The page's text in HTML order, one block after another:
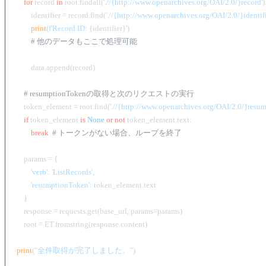
for record in root.findall('.//{http://www.openarchives.org/OAI/2.0/}record'):
        identifier = record.find(
'.//{http://www.openarchives.org/OAI/2.0/
print(f'Record ID: {identifier}')
# 他のデータもここで処理可能
        data.append(record)
# resumptionTokenの取得と次のリクエストの実行
    token_element = root.find(
'.//{http://www.openarchives.org/OAI/2.0/
if token_element is None or not token_element.text:
break # トークンがない場合、ループを終了
    params = {
'verb': 'ListRecords',
'resumptionToken': token_element.text
    }
    response = requests.get(base_url, params=params)
    root = ET.fromstring(response.content)
print("全件取得が完了しました。")